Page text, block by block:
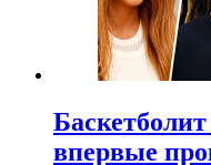
впервые